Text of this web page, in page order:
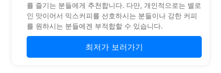
를 즐기는 분들에게 추천합니다. 다만, 개인적으로는 별로
인 맛이어서 믹스커피를 선호하시는 분들이나 강한 커피
를 원하시는 분들에겐 부적합할 수 있습니다.
최저가 보러가기